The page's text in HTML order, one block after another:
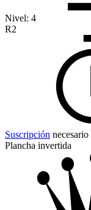
Nivel: 4
R2
Suscripción necesario
Plancha invertida